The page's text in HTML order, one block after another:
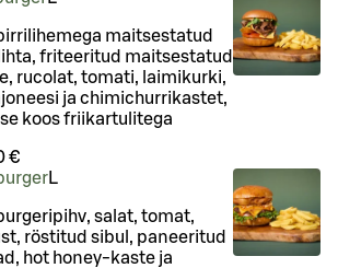
maitsestatud
friteeritud maitsestatud
rucolat, tomati, laimikurki,
ja chimichurrikastet,
koos friikartulitega
€
L
salat, tomat,
röstitud sibul, paneeritud
hot honey-kaste ja